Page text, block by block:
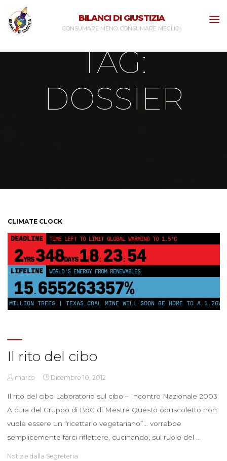
content
BILANCI DI GIUSTIZIA
CONSUMARE MENO, CONSUMARE MEGLIO!
TAG:
DOSSIER
CLIMATE CLOCK
DEADLINE TIME LEFT TO LIMIT GLOBAL WARMING TO 1.5°C
2YRS 348DAYS 18: 23: 54
LIFELINE WORLD'S ENERGY FROM RENEWABLES
15. 655263362%
MILLION TREES | TEXAS COAL MINE WILL SOON BE HOME TO A 1.2GW
Il rito del cibo
marco Dicembre 10, 2012
Il rito del cibo Laboratorio sul cibo – Incontro Nazionale 2003
A cura del Gruppo di BdG di Mestre Questo opuscoletto non
vuole essere un “ricettario vegetariano”… vorrebbe
semplicemente farci riflettere, cucinando, sul ruolo del …
Notizie dalla Segreteria